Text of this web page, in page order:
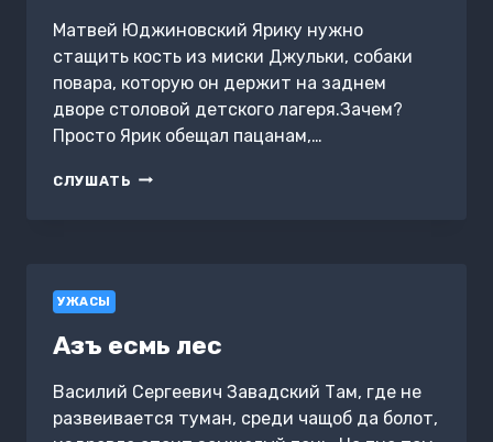
Матвей Юджиновский Ярику нужно
стащить кость из миски Джульки, собаки
повара, которую он держит на заднем
дворе столовой детского лагеря.Зачем?
Просто Ярик обещал пацанам,…
СЛУШАТЬ ЯРИК
УЖАСЫ
Азъ есмь лес
Василий Сергеевич Завадский Там, где не
развеивается туман, среди чащоб да болот,